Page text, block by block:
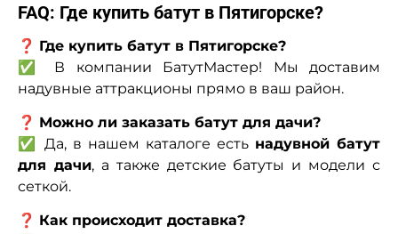
FAQ: Где купить батут в Пятигорске?
❓ Где купить батут в Пятигорске?
✅ В компании БатутМастер! Мы доставим
надувные аттракционы прямо в ваш район.
❓ Можно ли заказать батут для дачи?
✅ Да, в нашем каталоге есть надувной батут
для дачи, а также детские батуты и модели с
сеткой.
❓ Как происходит доставка?